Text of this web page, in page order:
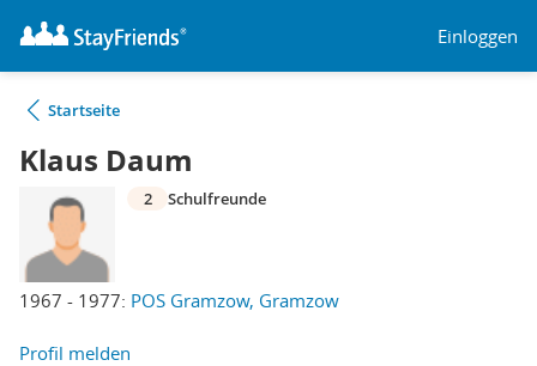
Einloggen
Startseite
Klaus Daum
1967 - 1977: POS Gramzow, Gramzow
2 Schulfreunde
Profil melden